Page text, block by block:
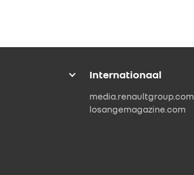
Internationaal
media.renaultgroup.com
losangemagazine.com